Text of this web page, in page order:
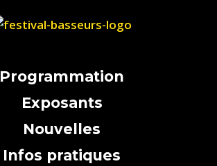
Programmation
Exposants
Nouvelles
Infos pratiques